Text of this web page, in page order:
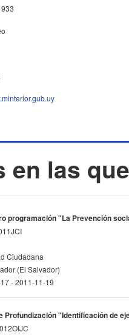
en las
programación "La Prevención
Ciudadana
(El Salvador)
- 2011-11-19
Profundización "Identificación de